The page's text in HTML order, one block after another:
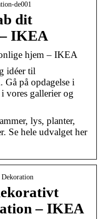
de001
dit
IKEA
hjem – IKEA
idéer til
på opdagelse i
vores gallerier og
lys, planter,
Se hele udvalget her
Dekoration
– IKEA